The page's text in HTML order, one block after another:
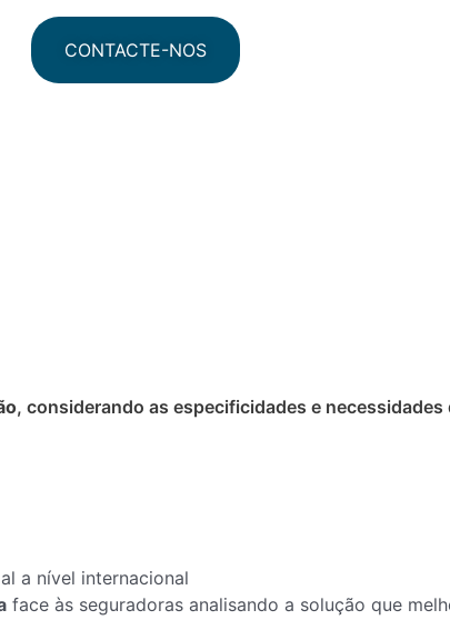
CONTACTE-NOS
, considerando as especificidades e necessidades
a nível internacional
face às seguradoras analisando a solução que